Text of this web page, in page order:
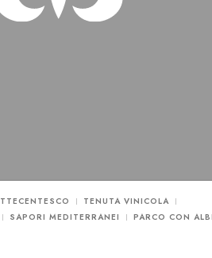
TENUTA VINICOLA
SAPORI MEDITERRANEI
PARCO CON